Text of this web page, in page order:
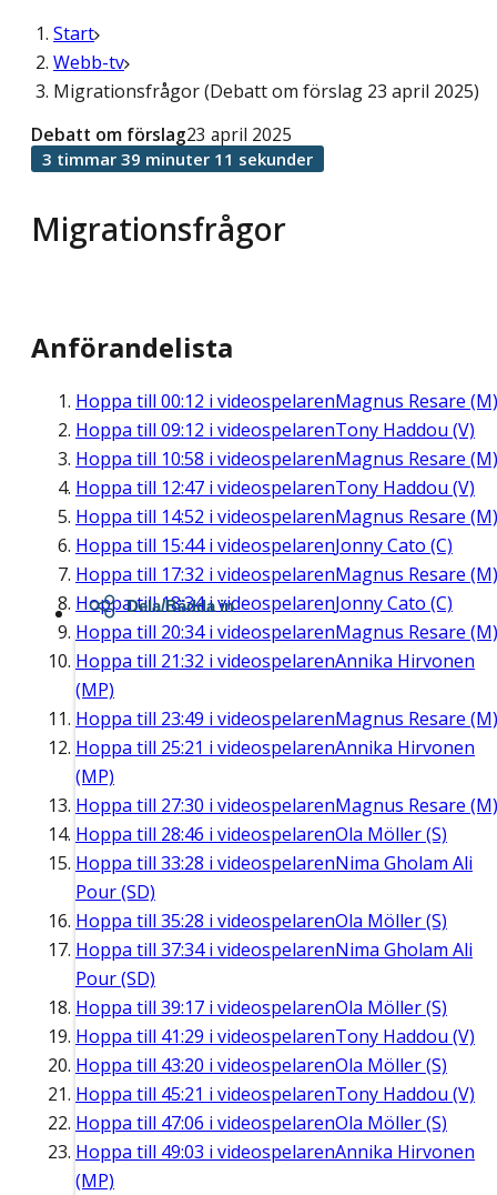
Start
Webb-tv
Migrationsfrågor (Debatt om förslag 23 april 2025)
Migrationsfrågor
Debatt om förslag23 april 2025
3 timmar 39 minuter 11 sekunder
Anförandelista
Hoppa till 00:12 i videospelarenMagnus Resare (M)
Hoppa till 09:12 i videospelarenTony Haddou (V)
Hoppa till 10:58 i videospelarenMagnus Resare (M)
Hoppa till 12:47 i videospelarenTony Haddou (V)
Hoppa till 14:52 i videospelarenMagnus Resare (M)
Hoppa till 15:44i videospelarenJonny Cato (C)
Hoppa till 17:32 i videospelarenMagnus Resare (M)
Hoppa till18:34i videospelarenJonny Cato (C)
Hoppa till 20:34i videospelarenMagnus Resare (M)
Hoppa till 21:32 i videospelarenAnnika Hirvonen
(MP)
Hoppa till 23:49 i videospelarenMagnus Resare (M)
Hoppa till 25:21 i videospelarenAnnika Hirvonen
(MP)
Hoppa till 27:30 i videospelarenMagnus Resare (M)
Hoppa till 28:46 i videospelarenOla Möller (S)
Hoppa till 33:28 i videospelarenNima Gholam Ali
Pour (SD)
Hoppa till 35:28 i videospelarenOla Möller (S)
Hoppa till 37:34i videospelarenNima Gholam Ali
Pour (SD)
Hoppa till 39:17 i videospelarenOla Möller (S)
Hoppa till 41:29 i videospelarenTony Haddou (V)
Hoppa till 43:20 i videospelarenOla Möller (S)
Hoppa till 45:21 i videospelarenTony Haddou (V)
Hoppa till 47:06 i videospelarenOla Möller (S)
Hoppa till 49:03 i videospelarenAnnika Hirvonen
(MP)
Dela/Bädda in